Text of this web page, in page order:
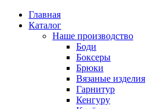
Главная
Каталог
Наше производство
Боди
Боксеры
Брюки
Вязаные изделия
Гарнитур
Кенгуру